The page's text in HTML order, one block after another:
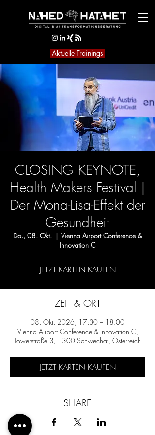
Aktuelle Trainings
CLOSING KEYNOTE,
Health Makers Festival |
Der Mona-Lisa-Effekt der
Gesundheit
Do., 08. Okt.
  |
Vienna Airport Conference &
Innovation C
JETZT KARTEN KAUFEN
ZEIT & ORT
08. Okt. 2026, 17:30 – 18:00
Vienna Airport Conference & Innovation C,
Towerstraße 3, 1300 Schwechat, Österreich
JETZT KARTEN KAUFEN
SHARE